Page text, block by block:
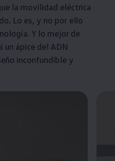
la movilidad eléctrica
Lo es, y no por ello
Y lo mejor de
un ápice del ADN
inconfundible y